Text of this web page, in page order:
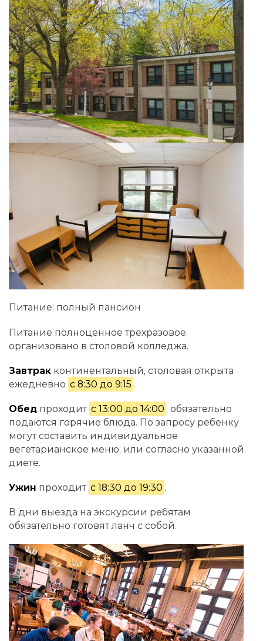
Питание: полный пансион
Питание полноценное трехразовое,
организовано в столовой колледжа.
Завтрак континентальный, столовая открыта
ежедневно с 8:30 до 9:15 .
Обед проходит с 13:00 до 14:00 , обязательно
подаются горячие блюда. По запросу ребенку
могут составить индивидуальное
вегетарианское меню, или согласно указанной
диете.
Ужин проходит с 18:30 до 19:30 .
В дни выезда на экскурсии ребятам
обязательно готовят ланч с собой.